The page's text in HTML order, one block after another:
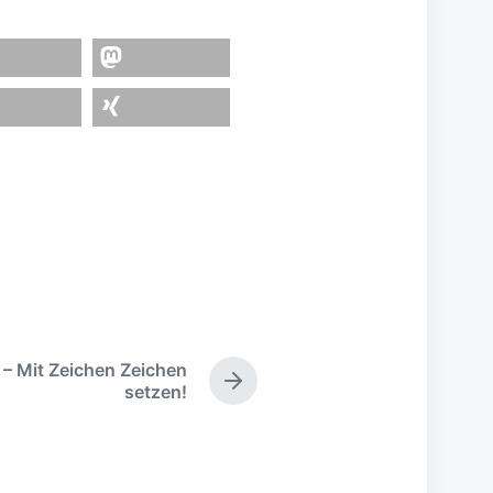
teilen
N
ä
Mit Zeichen Zeichen
setzen!